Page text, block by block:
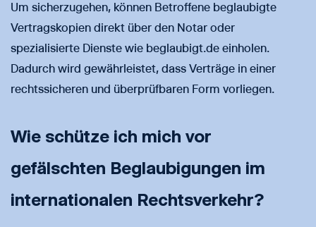
Um sicherzugehen, können Betroffene beglaubigte
Vertragskopien direkt über den Notar oder
spezialisierte Dienste wie beglaubigt.de einholen.
Dadurch wird gewährleistet, dass Verträge in einer
rechtssicheren und überprüfbaren Form vorliegen.
Wie schütze ich mich vor
gefälschten Beglaubigungen im
internationalen Rechtsverkehr?